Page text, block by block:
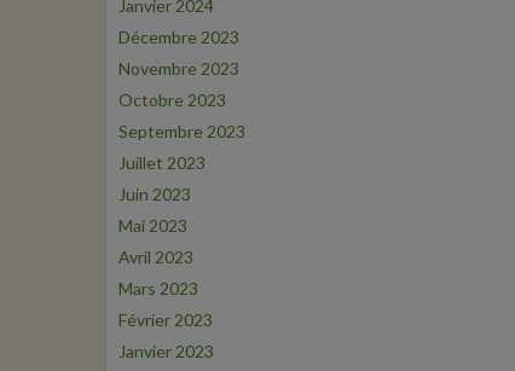
Janvier 2024
Décembre 2023
Novembre 2023
Octobre 2023
Septembre 2023
Juillet 2023
Juin 2023
Mai 2023
Avril 2023
Mars 2023
Février 2023
Janvier 2023